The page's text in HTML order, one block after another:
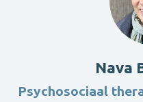
Nava
Psychosociaal